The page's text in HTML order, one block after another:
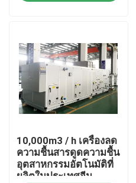
วามชื้นอุตสาหกรรม
10,000m3 / h เครื่องลด
ความชื้นสารดูดความชื้น
อุตสาหกรรมอัตโนมัติที่
ผลิตในประเทศจีน